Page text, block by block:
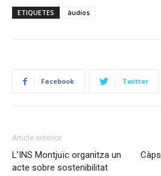
ETIQUETES àudios
Facebook Twitter
Article anterior
L’INS Montjuïc organitza un
acte sobre sostenibilitat